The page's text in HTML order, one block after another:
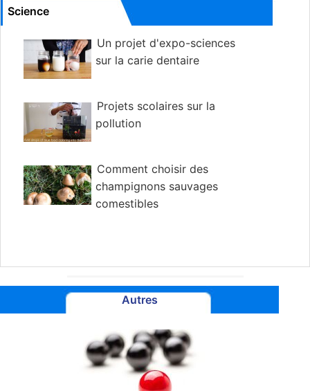
Science
Un projet d'expo-sciences
sur la carie dentaire
Projets scolaires sur la
pollution
Comment choisir des
champignons sauvages
comestibles
Autres